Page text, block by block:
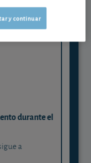
durante el
a
y continuar